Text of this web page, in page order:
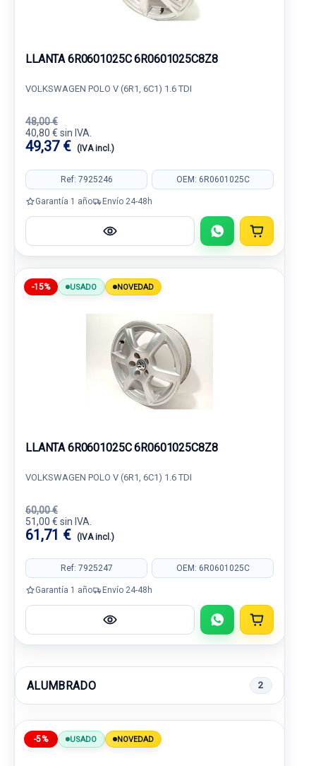
LLANTA 6R0601025C 6R0601025C8Z8
VOLKSWAGEN POLO V (6R1, 6C1) 1.6 TDI
48,00 €
40,80 € sin IVA.
49,37 € (IVA incl.)
Ref: 7925246 OEM: 6R0601025C
Garantía 1 año Envío 24-48h
-15% USADO NOVEDAD
LLANTA 6R0601025C 6R0601025C8Z8
VOLKSWAGEN POLO V (6R1, 6C1) 1.6 TDI
60,00 €
51,00 € sin IVA.
61,71 € (IVA incl.)
Ref: 7925247 OEM: 6R0601025C
Garantía 1 año Envío 24-48h
ALUMBRADO 2
-5% USADO NOVEDAD